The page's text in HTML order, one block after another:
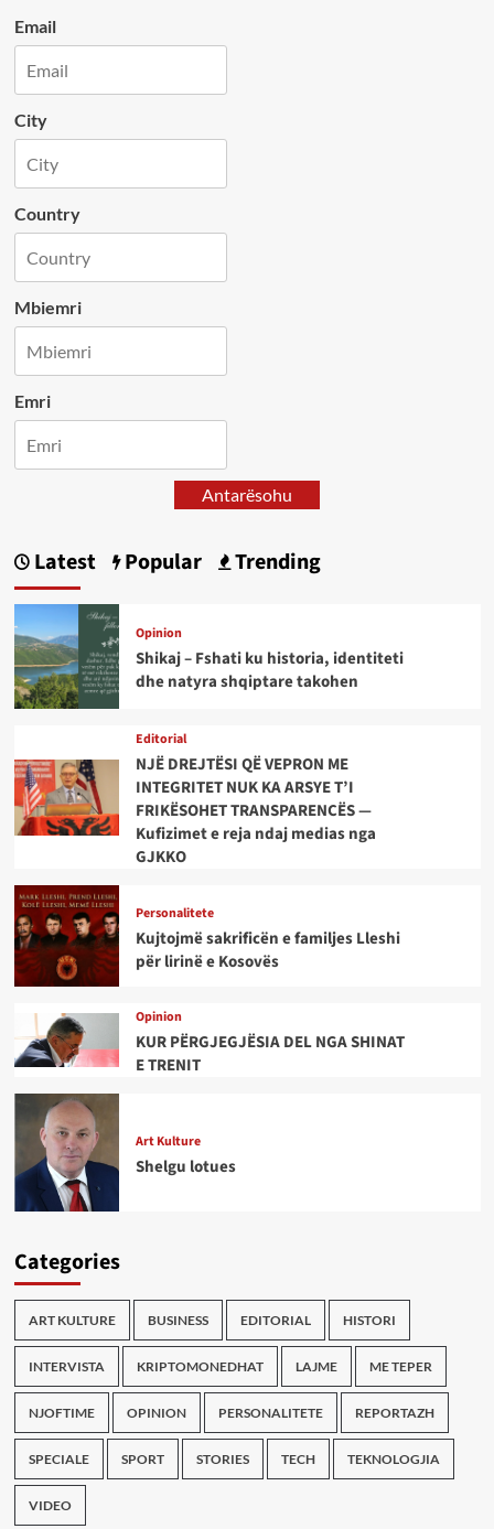
Email
City
Country
Mbiemri
Emri
Antarësohu
Latest Popular Trending
Opinion
Shikaj – Fshati ku historia, identiteti
dhe natyra shqiptare takohen
Editorial
NJË DREJTËSI QË VEPRON ME
INTEGRITET NUK KA ARSYE T’I
FRIKËSOHET TRANSPARENCËS —
Kufizimet e reja ndaj medias nga
GJKKO
Personalitete
Kujtojmë sakrificën e familjes Lleshi
për lirinë e Kosovës
Opinion
KUR PËRGJEGJËSIA DEL NGA SHINAT
E TRENIT
Art Kulture
Shelgu lotues
Categories
ART KULTURE BUSINESS EDITORIAL HISTORI
INTERVISTA KRIPTOMONEDHAT LAJME ME TEPER
NJOFTIME OPINION PERSONALITETE REPORTAZH
SPECIALE SPORT STORIES TECH TEKNOLOGJIA
VIDEO